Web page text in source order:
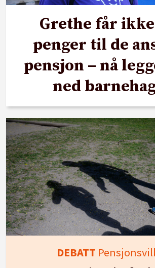
Grethe får
penger til de
pensjon – nå
ned
DEBATT